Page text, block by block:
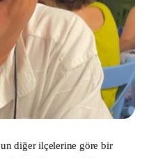
diğer ilçelerine göre bir